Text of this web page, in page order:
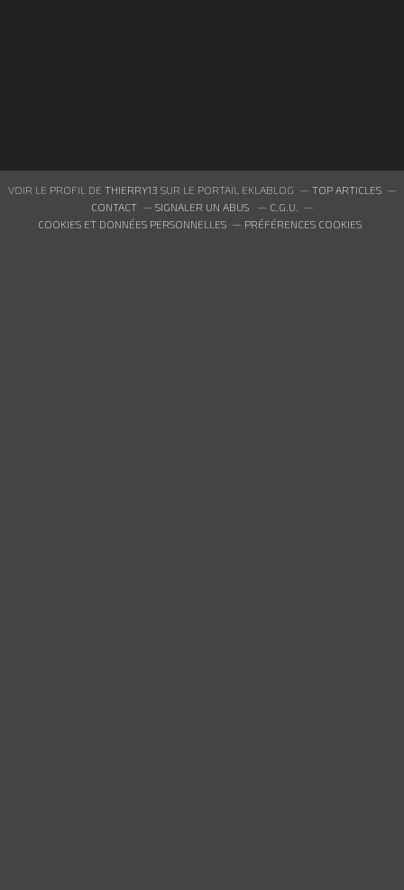
VOIR LE PROFIL DE THIERRY13 SUR LE PORTAIL EKLABLOG
TOP ARTICLES
CONTACT
SIGNALER UN ABUS
C.G.U.
COOKIES ET DONNÉES PERSONNELLES
PRÉFÉRENCES COOKIES